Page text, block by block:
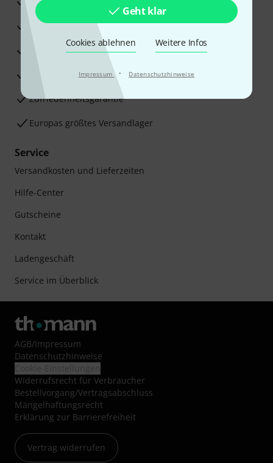
Geht klar
Cookies ablehnen Weitere Infos
Impressum · Datenschutzhinweise
30 Tage Money-Back-Garantie
Reparaturservice
Beratung durch Fachexperten
Zufriedenheitsgarantie
Europas größtes Versandlager
Service
Versandkosten und Lieferzeiten
Hilfe-Center
Gutscheine
Kontakt
Ladengeschäft
Service im Überblick
AGB/Impressum
Datenschutzhinweise
Widerrufsrecht für Verbraucher
Bestellvorgang/Vertragsabschluss
Mängelhaftungsrecht
Erklärung zur Barrierefreiheit
Vertrag widerrufen